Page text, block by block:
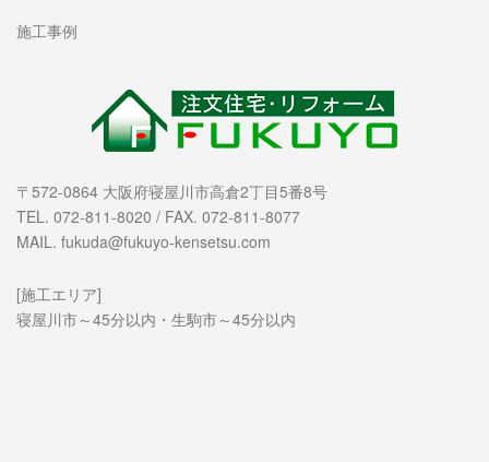
施工事例
〒572-0864 大阪府寝屋川市高倉2丁目5番8号
TEL. 072-811-8020 / FAX. 072-811-8077
MAIL. fukuda@fukuyo-kensetsu.com
[施工エリア]
寝屋川市～45分以内・生駒市～45分以内